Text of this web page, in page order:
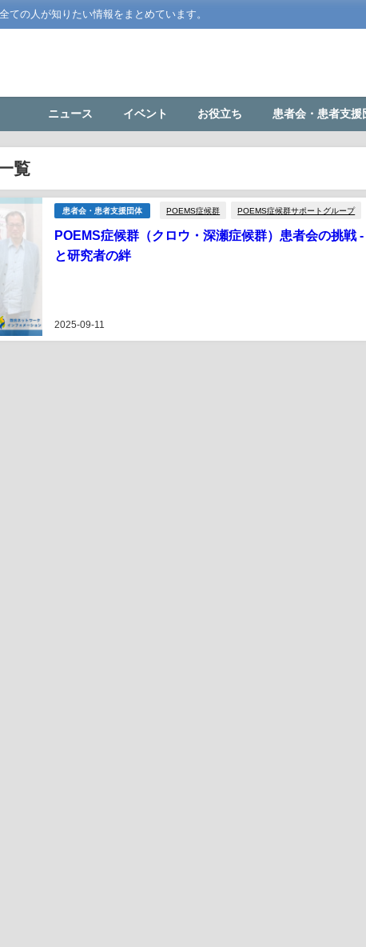
ての人が知りたい情報をまとめています。
ニュース イベント お役立ち 患者会・患者支援
覧
患者会・患者支援団体 POEMS症候群 POEMS症候群サポートグループ
POEMS症候群（クロウ・深瀬症候群）患者会の挑戦
と研究者の絆
2025-09-11